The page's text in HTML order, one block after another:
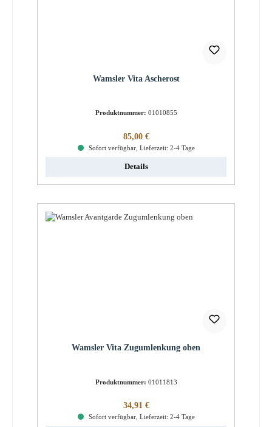
Wamsler Vita Ascherost
Produktnummer: 01010855
Regulärer Preis:
85,00 €
Sofort verfügbar, Lieferzeit: 2-4 Tage
Details
Wamsler Vita Zugumlenkung oben
Produktnummer: 01011813
Regulärer Preis:
34,91 €
Sofort verfügbar, Lieferzeit: 2-4 Tage